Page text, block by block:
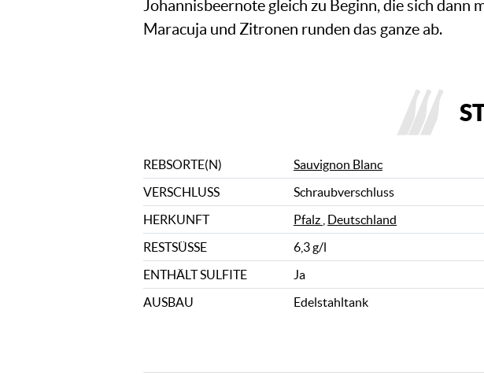
Johannisbeernote gleich zu Beginn, die sich
Maracuja und Zitronen runden das ganze ab.
REBSORTE(N) Sauvignon Blanc
VERSCHLUSS
Schraubverschluss
HERKUNFT
Pfalz Deutschland
RESTSÜSSE
6,3 g/l
ENTHÄLT SULFITE
Ja
AUSBAU
Edelstahltank